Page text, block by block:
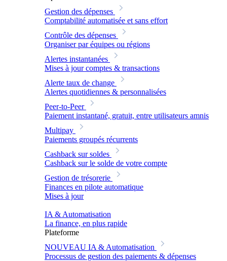
Gestion des dépenses
Comptabilité automatisée et sans effort
Contrôle des dépenses
Organiser par équipes ou régions
Alertes instantanées
Mises à jour comptes & transactions
Alerte taux de change
Alertes quotidiennes & personnalisées
Peer-to-Peer
Paiement instantané, gratuit, entre utilisateurs amnis
Multipay
Paiements groupés récurrents
Cashback sur soldes
Cashback sur le solde de votre compte
Gestion de trésorerie
Finances en pilote automatique
Mises à jour
IA & Automatisation
La finance, en plus rapide
Plateforme
NOUVEAU IA & Automatisation
Processus de gestion des paiements & dépenses